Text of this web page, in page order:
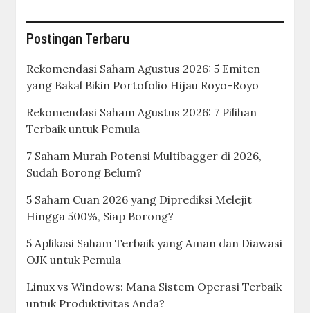
Postingan Terbaru
Rekomendasi Saham Agustus 2026: 5 Emiten
yang Bakal Bikin Portofolio Hijau Royo-Royo
Rekomendasi Saham Agustus 2026: 7 Pilihan
Terbaik untuk Pemula
7 Saham Murah Potensi Multibagger di 2026,
Sudah Borong Belum?
5 Saham Cuan 2026 yang Diprediksi Melejit
Hingga 500%, Siap Borong?
5 Aplikasi Saham Terbaik yang Aman dan Diawasi
OJK untuk Pemula
Linux vs Windows: Mana Sistem Operasi Terbaik
untuk Produktivitas Anda?